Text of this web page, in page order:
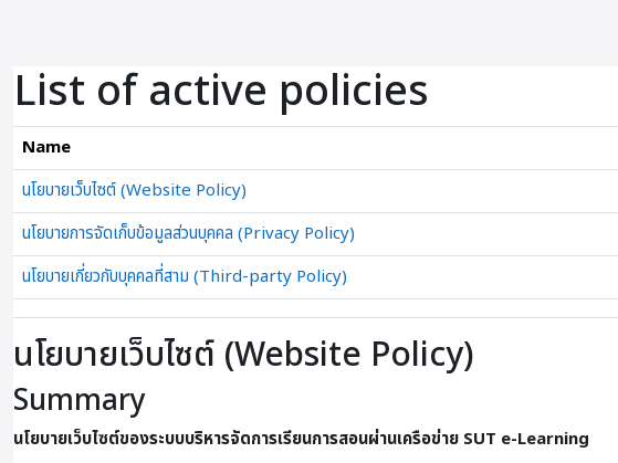
List of active policies
Name
นโยบายเว็บไซต์ (Website Policy)
นโยบายการจัดเก็บข้อมูลส่วนบุคคล (Privacy Policy)
นโยบายเกี่ยวกับบุคคลที่สาม (Third-party Policy)
นโยบายเว็บไซต์ (Website Policy)
Summary
นโยบายเว็บไซต์ของระบบบริหารจัดการเรียนการสอนผ่านเครือข่าย SUT e-Learning